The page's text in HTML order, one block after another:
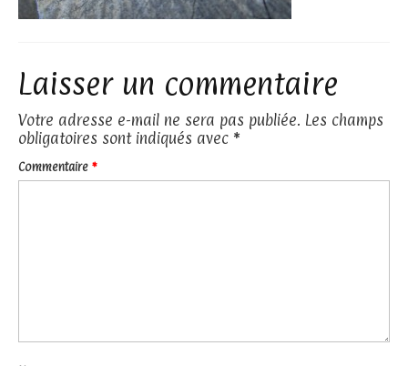
Laisser un commentaire
Votre adresse e-mail ne sera pas publiée. Les champs
obligatoires sont indiqués avec *
Commentaire *